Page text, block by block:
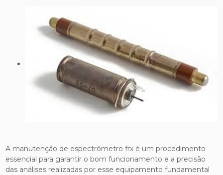
A manutenção de espectrômetro frx é um procedimento
essencial para garantir o bom funcionamento e a precisão
das análises realizadas por esse equipamento fundamental